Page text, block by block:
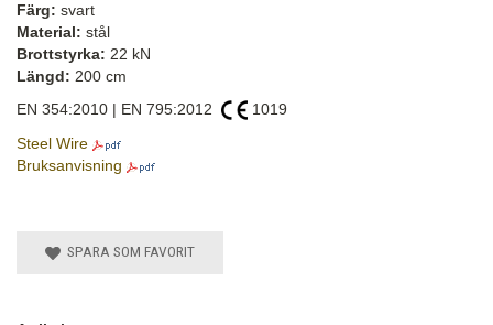
Färg: svart
Material: stål
Brottstyrka: 22 kN
Längd: 200 cm
EN 354:2010 | EN 795:2012
1019
Steel Wire
Bruksanvisning
SPARA SOM FAVORIT